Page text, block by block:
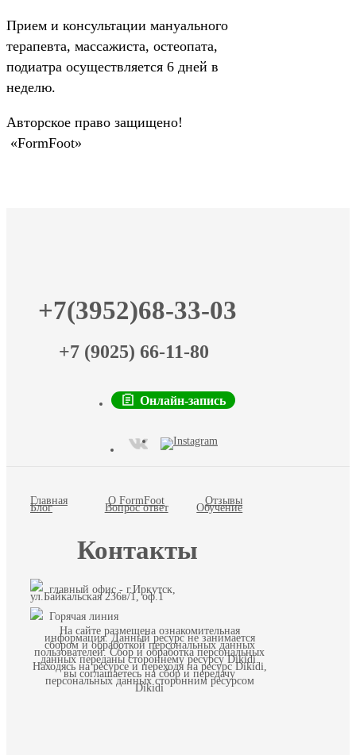
Прием и консультации мануального
терапевта, массажиста, остеопата,
подиатра осуществляется 6 дней в
неделю.
Авторское право защищено!
«FormFoot»
+7(3952)68-33-03
+7 (9025) 66-11-80
Онлайн-запись
Главная О FormFoot Отзывы
Блог Вопрос ответ Обучение
Контакты
главный офис - г.Иркутск,
ул.Байкальская 236в/1, оф.1
Горячая линия
На сайте размещена ознакомительная
информация. Данный ресурс не занимается
сбором и обработкой персональных данных
пользователей. Сбор и обработка персональных
данных переданы стороннему ресурсу Dikidi.
Находясь на ресурсе и переходя на ресурс Dikidi,
вы соглашаетесь на сбор и передачу
персональных данных сторонним ресурсом
Dikidi